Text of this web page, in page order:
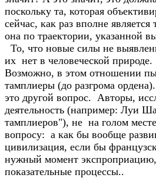
поскольку та, которая
сейчас, как раз вполне
она по траектории, указанной
То, что новые силы не
их нет в человеческой природе.
Возможно, в этом отношении
тамплиеры (до разгрома
это другой вопрос. Авторы,
деятельность (например: Луи
тамплиеров"), не на голом
вопросу: а как бы вообще
цивилизация, если бы
нужный момент
показательные процессы..